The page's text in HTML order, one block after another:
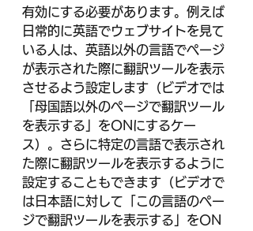
有効にする必要があります。例えば
日常的に英語でウェブサイトを見て
いる人は、英語以外の言語でページ
が表示された際に翻訳ツールを表示
させるよう設定します（ビデオでは
「母国語以外のページで翻訳ツール
を表示する」をONにするケー
ス）。さらに特定の言語で表示され
た際に翻訳ツールを表示するように
設定することもできます（ビデオで
は日本語に対して「この言語のペー
ジで翻訳ツールを表示する」をON